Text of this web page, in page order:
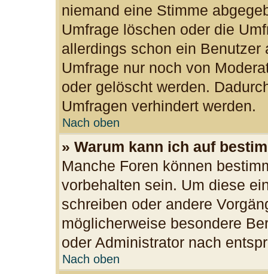
niemand eine Stimme
Umfrage löschen oder die
allerdings schon ein
Umfrage nur noch von
oder gelöscht werden.
Umfragen verhindert werden.
Nach oben
» Warum kann ich auf
Manche Foren können
vorbehalten sein. Um diese
schreiben oder andere
möglicherweise besondere
oder Administrator nach
Nach oben